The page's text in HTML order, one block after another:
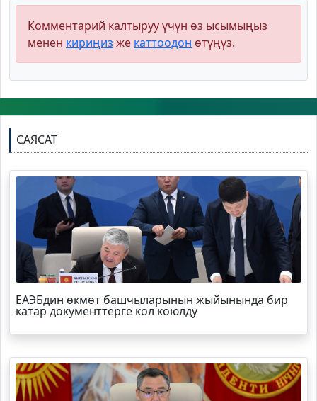
Комментарий калтыруу үчүн өз ысымыңыз
менен кириңиз же каттоодон өтүңүз.
САЯСАТ
ЕАЭБдин өкмөт башчыларынын жыйынында бир
катар документтерге кол коюлду